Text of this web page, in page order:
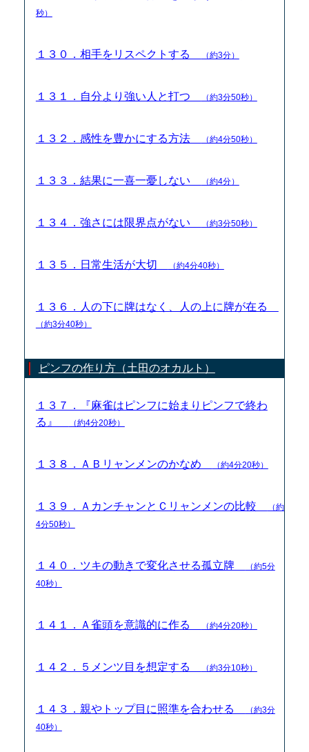
秒）
１３０．相手をリスペクトする （約3分）
１３１．自分より強い人と打つ （約3分50秒）
１３２．感性を豊かにする方法 （約4分50秒）
１３３．結果に一喜一憂しない （約4分）
１３４．強さには限界点がない （約3分50秒）
１３５．日常生活が大切 （約4分40秒）
１３６．人の下に牌はなく、人の上に牌が在る
（約3分40秒）
ピンフの作り方（土田のオカルト）
１３７．『麻雀はピンフに始まりピンフで終わ
る』
（約4分20秒）
１３８．ＡＢリャンメンのかなめ （約4分20秒）
１３９．ＡカンチャンとＣリャンメンの比較
（約
4分50秒）
１４０．ツキの動きで変化させる孤立牌
（約5分
40秒）
１４１．Ａ雀頭を意識的に作る （約4分20秒）
１４２．５メンツ目を想定する （約3分10秒）
１４３．親やトップ目に照準を合わせる
（約3分
40秒）